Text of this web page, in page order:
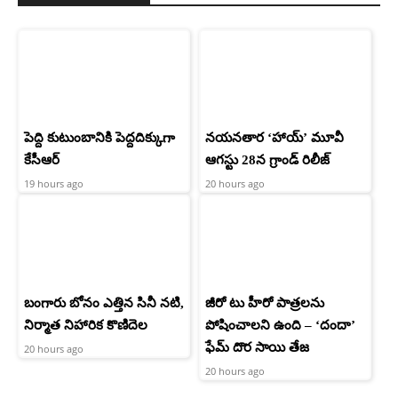
పెద్ది కుటుంబానికి పెద్దదిక్కుగా
కేసీఆర్
19 hours ago
నయనతార ‘హాయ్’ మూవీ
ఆగస్టు 28న గ్రాండ్ రిలీజ్
20 hours ago
బంగారు బోనం ఎత్తిన సినీ నటి,
నిర్మాత నిహారిక కొణిదెల
20 hours ago
జీరో టు హీరో పాత్రలను
పోషించాలని ఉంది – ‘దందా’
ఫేమ్ దొర సాయి తేజ
20 hours ago